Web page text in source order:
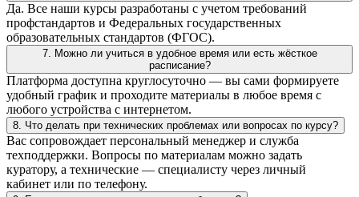
Да. Все наши курсы разработаны с учетом требований
профстандартов и Федеральных государственных
образовательных стандартов (ФГОС).
7. Можно ли учиться в удобное время или есть жёсткое
расписание?
Платформа доступна круглосуточно — вы сами формируете
удобный график и проходите материалы в любое время с
любого устройства с интернетом.
8. Что делать при технических проблемах или вопросах по курсу?
Вас сопровождает персональный менеджер и служба
техподдержки. Вопросы по материалам можно задать
куратору, а технические — специалисту через личный
кабинет или по телефону.